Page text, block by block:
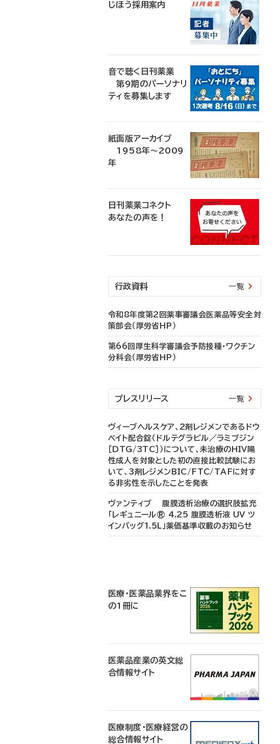
じほう採用案内
音で聴く日刊薬業
第9期のパーソナリ
ティを募集します
紙面版アーカイブ
1958年～2009
年
日刊薬業コネクト
あなたの声を！
行政資料 一覧
令和8年度第2回薬事審議会医薬品等安全対
策部会（厚労省HP）
第66回厚生科学審議会予防接種・ワクチン
分科会（厚労省HP）
プレスリリース 一覧
ヴィーブヘルスケア、2剤レジメンであるドウ
ベイト配合錠（ドルテグラビル／ラミブジン
［DTG/3TC］）について、未治療のHIV陽
性成人を対象とした初の直接比較試験にお
いて、3剤レジメンBIC/FTC/TAFに対す
る非劣性を示したことを発表
ヴァンティブ 腹膜透析治療の選択肢拡充
「レギュニール® 4.25 腹膜透析液 UV ツ
インバッグ1.5L」薬価基準収載のお知らせ
医療・医薬品業界をこ
の1冊に
医薬品産業の英文総
合情報サイト
医療制度・医療経営の
総合情報サイト